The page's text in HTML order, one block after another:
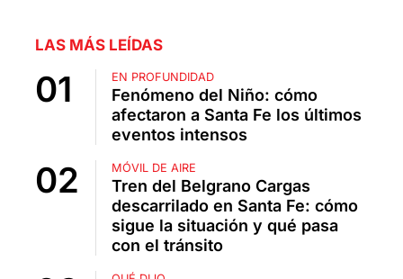
LAS MÁS LEÍDAS
EN PROFUNDIDAD
Fenómeno del Niño: cómo
afectaron a Santa Fe los últimos
eventos intensos
MÓVIL DE AIRE
Tren del Belgrano Cargas
descarrilado en Santa Fe: cómo
sigue la situación y qué pasa
con el tránsito